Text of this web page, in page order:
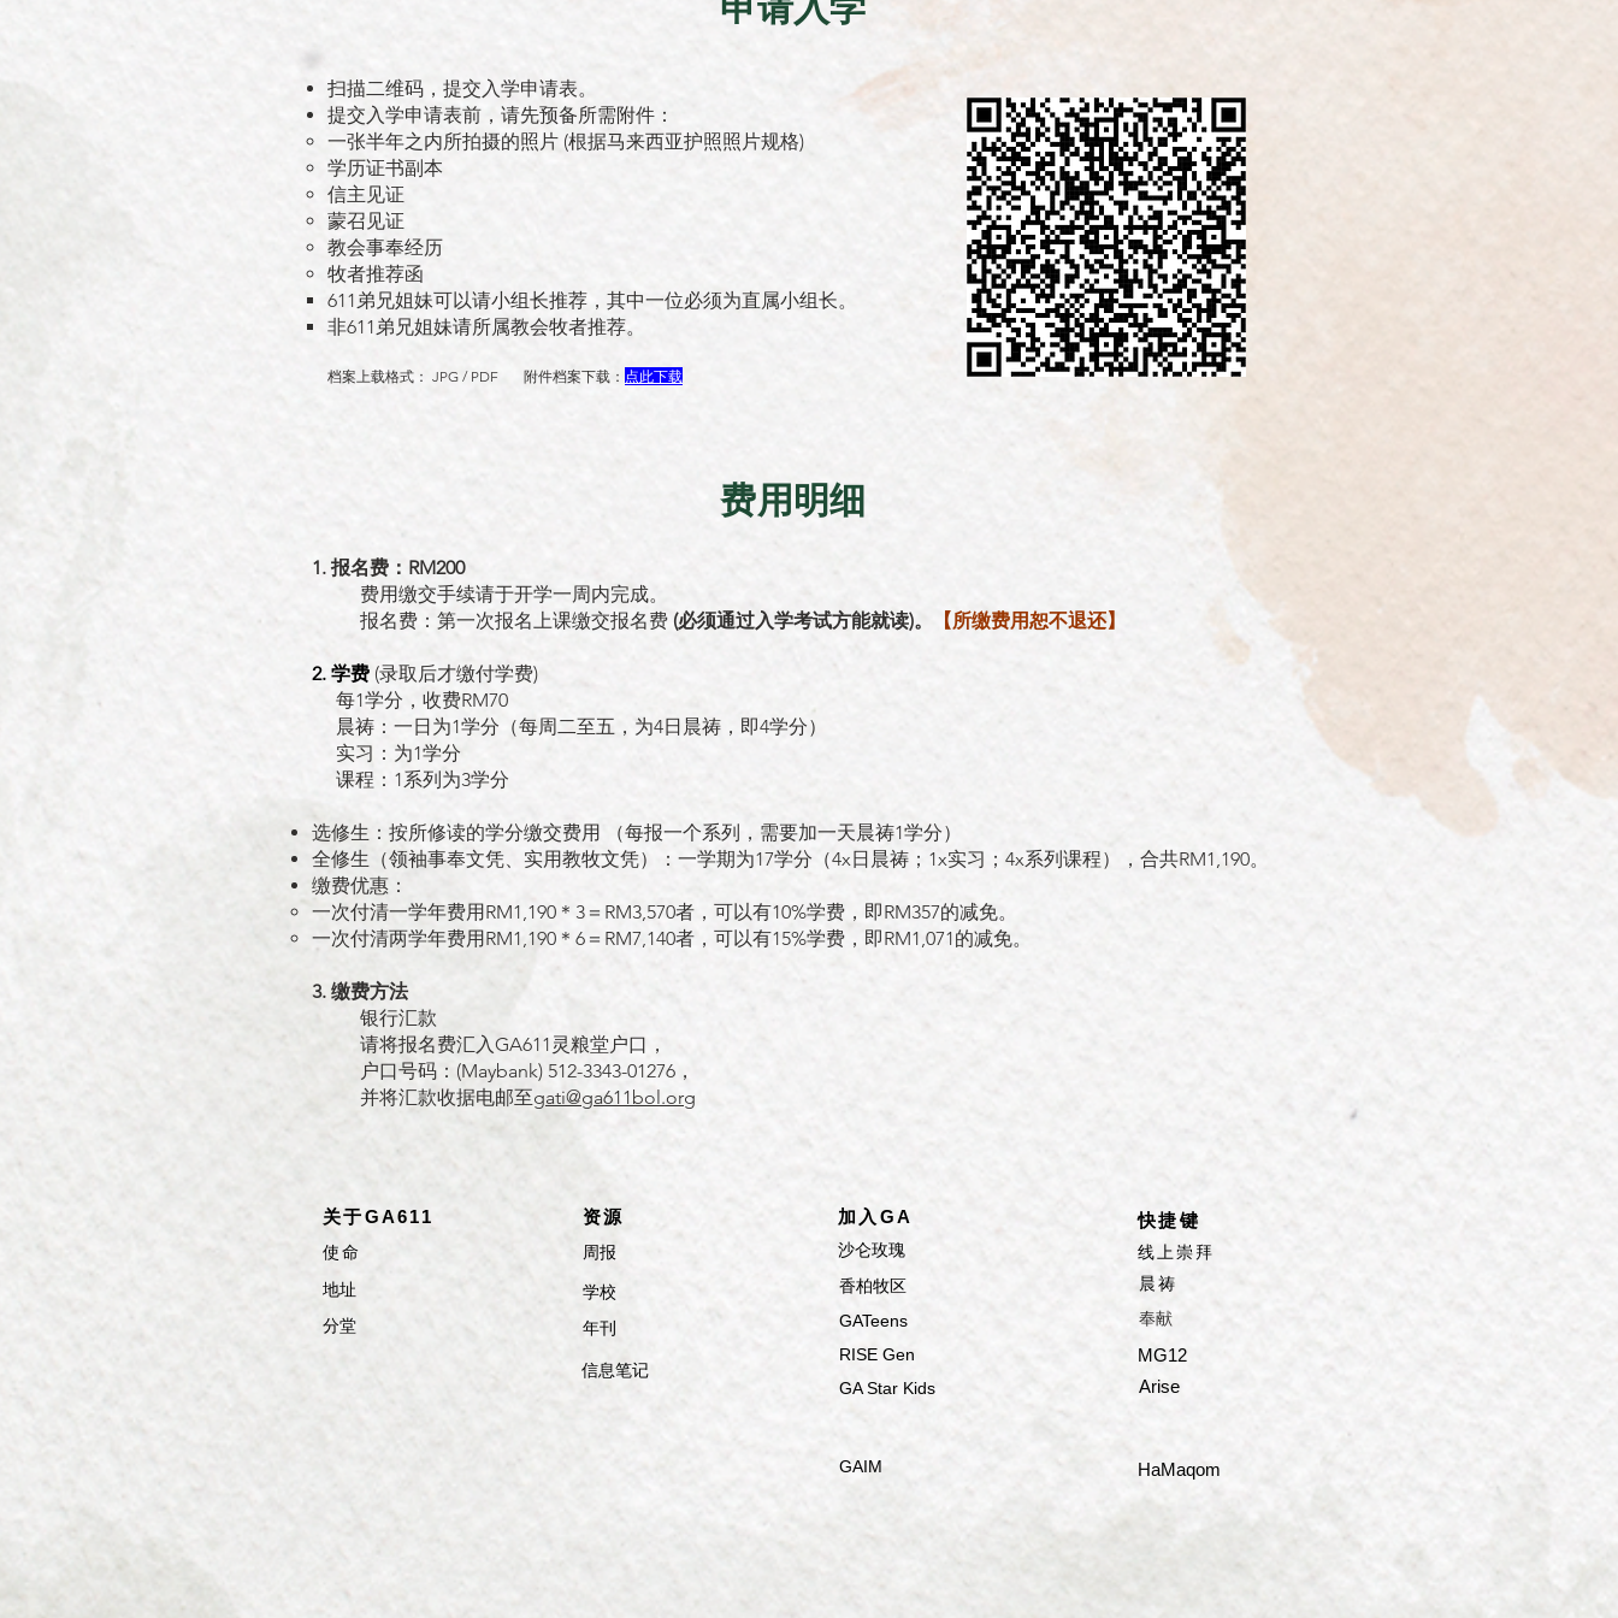
扫描二维码，提交入学申请表。
提交入学申请表前，请先预备所需附件：
一张半年之内所拍摄的照片 (根据马来西亚护照照片规格)
学历证书副本 ​​
信主见证
蒙召见证
教会事奉经历 ​
牧者推荐函
611弟兄姐妹可以请小组长推荐，其中一位必须为直属小组长。
非611弟兄姐妹请所属教会牧者推荐。
档案上载格式： JPG / PDF 附件档案下载： 点此下载
费用明细
1. 报名费：RM200
费用缴交手续请于开学一周内完成。
报名费：第一次报名上课缴交报名费 (必须通过入学考试方能就读)。 【所缴费用恕不退还】
2. 学费 (录取后才缴付学费)
每1学分，收费RM70
晨祷：一日为1学分（每周二至五，为4日晨祷，即4学分）
实习：为1学分
课程：1系列为3学分
选修生：按所修读的学分缴交费用 （每报一个系列，需要加一天晨祷1学分）
全修生（领袖事奉文凭、实用教牧文凭）： 一学期为17学分（4x日晨祷；1x实习；4x系列课程）
，合共RM1,190。
缴费优惠：
一次付清一学年费用RM1,190＊3＝RM3,570者，可以有10%学费，即RM357的减免。
一次付清两学年费用RM1,190＊6＝RM7,140者，可以有15%学费，即RM1,071的减免。
3. 缴费方法
银行汇款
请将报名费汇入GA611灵粮堂户口，
户口号码：(Maybank) 512-3343-01276，
并将汇款收据电邮至gati@ga611bol.org
关于GA611
使命
​​​地址
​分堂
​资源
​​​学校
​​​周报
​年刊
​信息笔记
加入GA ​快捷键
线上崇拜
晨祷
MG12
​奉献
​沙仑玫瑰
​香柏牧区
GATeens
RISE Gen
GA Star Kids
Arise
GAIM HaMaqom